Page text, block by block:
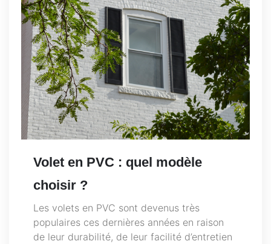
Volet en PVC : quel modèle
choisir ?
Les volets en PVC sont devenus très
populaires ces dernières années en raison
de leur durabilité, de leur facilité d’entretien